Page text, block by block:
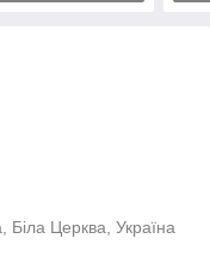
Церква, Україна